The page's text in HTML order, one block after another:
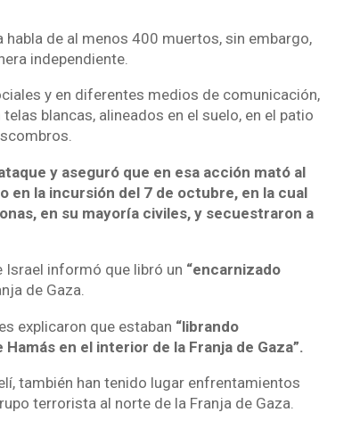
de al menos 400 muertos, sin embargo,
independiente.
y en diferentes medios de comunicación,
blancas, alineados en el suelo, en el patio
y aseguró que en esa acción mató al
en la incursión del 7 de octubre, en la cual
en su mayoría civiles, y secuestraron a
Israel informó que libró un “encarnizado
de Gaza.
explicaron que estaban “librando
en el interior de la Franja de Gaza”.
también han tenido lugar enfrentamientos
terrorista al norte de la Franja de Gaza.